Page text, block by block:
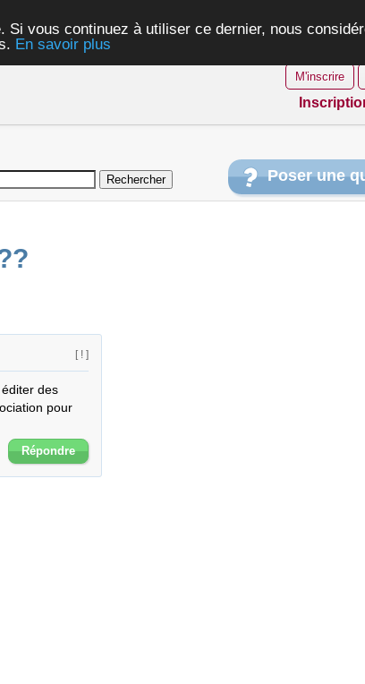
vous continuez à utiliser ce dernier, nous
En savoir plus
M'inscrire
Poser une
[ ! ]
des
pour
Répondre